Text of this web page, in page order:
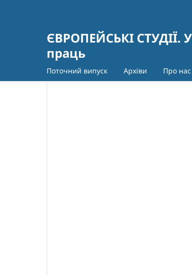
ЄВРОПЕЙСЬКІ СТУДІЇ.
праць
Поточний випуск Архіви Про нас